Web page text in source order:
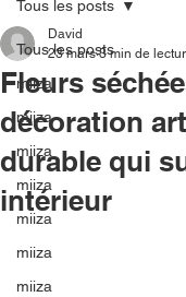
Tous les posts
miiza
miiza
miiza
miiza
miiza
miiza
miiza
Tous les posts
Fleurs
décoration
durable qui
intérieur
David
23 mars 3 min de